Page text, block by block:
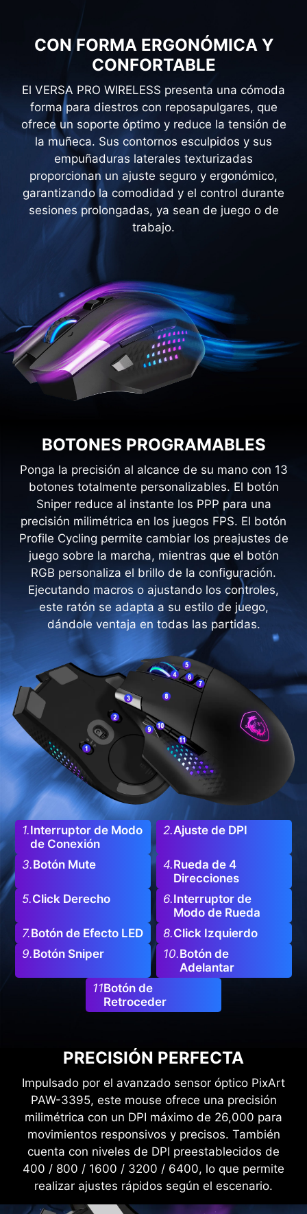
CON FORMA ERGONÓMICA Y
CONFORTABLE
El VERSA PRO WIRELESS presenta una cómoda
forma para diestros con reposapulgares, que
ofrece un soporte óptimo y reduce la tensión de
la muñeca. Sus contornos esculpidos y sus
empuñaduras laterales texturizadas
proporcionan un ajuste seguro y ergonómico,
garantizando la comodidad y el control durante
sesiones prolongadas, ya sean de juego o de
trabajo.
BOTONES PROGRAMABLES
Ponga la precisión al alcance de su mano con 13
botones totalmente personalizables. El botón
Sniper reduce al instante los PPP para una
precisión milimétrica en los juegos FPS. El botón
Profile Cycling permite cambiar los preajustes de
juego sobre la marcha, mientras que el botón
RGB personaliza el brillo de la configuración.
Ejecutando macros o ajustando los controles,
este ratón se adapta a su estilo de juego,
dándole ventaja en todas las partidas.
1.Interruptor de Modo
de Conexión
2.Ajuste de DPI
3.Botón Mute 4.Rueda de 4
Direcciones
5.Click Derecho 6.Interruptor de
Modo de Rueda
7.Botón de Efecto LED 8.Click Izquierdo
9.Botón Sniper 10.Botón de
Adelantar
11Botón de
Retroceder
PRECISIÓN PERFECTA
Impulsado por el avanzado sensor óptico PixArt
PAW-3395, este mouse ofrece una precisión
milimétrica con un DPI máximo de 26,000 para
movimientos responsivos y precisos. También
cuenta con niveles de DPI preestablecidos de
400 / 800 / 1600 / 3200 / 6400, lo que permite
realizar ajustes rápidos según el escenario.